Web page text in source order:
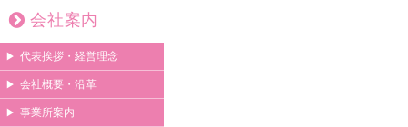
会社案内
代表挨拶・経営理念
会社概要・沿革
事業所案内